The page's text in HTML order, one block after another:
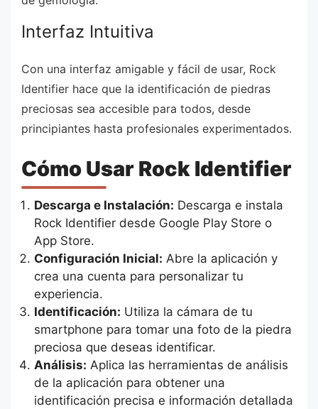
Interfaz Intuitiva
Con una interfaz amigable y fácil de usar, Rock
Identifier hace que la identificación de piedras
preciosas sea accesible para todos, desde
principiantes hasta profesionales experimentados.
Cómo Usar Rock Identifier
Descarga e Instalación: Descarga e instala
Rock Identifier desde Google Play Store o
App Store.
Configuración Inicial: Abre la aplicación y
crea una cuenta para personalizar tu
experiencia.
Identificación: Utiliza la cámara de tu
smartphone para tomar una foto de la piedra
preciosa que deseas identificar.
Análisis: Aplica las herramientas de análisis
de la aplicación para obtener una
identificación precisa e información detallada